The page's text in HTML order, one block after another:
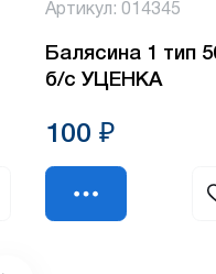
Артикул: 014345
Балясина 1 тип
б/с УЦЕНКА
100 ₽